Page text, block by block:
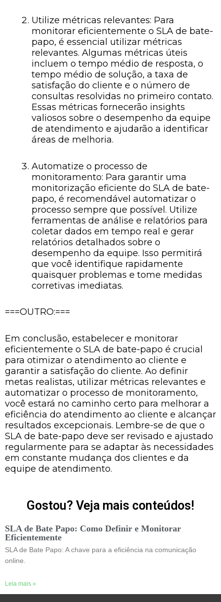
Utilize métricas relevantes: Para
monitorar eficientemente o SLA de bate-
papo, é essencial utilizar métricas
relevantes. Algumas métricas úteis
incluem o tempo médio de resposta, o
tempo médio de solução, a taxa de
satisfação do cliente e o número de
consultas resolvidas no primeiro contato.
Essas métricas fornecerão insights
valiosos sobre o desempenho da equipe
de atendimento e ajudarão a identificar
áreas de melhoria.
Automatize o processo de
monitoramento: Para garantir uma
monitorização eficiente do SLA de bate-
papo, é recomendável automatizar o
processo sempre que possível. Utilize
ferramentas de análise e relatórios para
coletar dados em tempo real e gerar
relatórios detalhados sobre o
desempenho da equipe. Isso permitirá
que você identifique rapidamente
quaisquer problemas e tome medidas
corretivas imediatas.
===OUTRO:===
Em conclusão, estabelecer e monitorar
eficientemente o SLA de bate-papo é crucial
para otimizar o atendimento ao cliente e
garantir a satisfação do cliente. Ao definir
metas realistas, utilizar métricas relevantes e
automatizar o processo de monitoramento,
você estará no caminho certo para melhorar a
eficiência do atendimento ao cliente e alcançar
resultados excepcionais. Lembre-se de que o
SLA de bate-papo deve ser revisado e ajustado
regularmente para se adaptar às necessidades
em constante mudança dos clientes e da
equipe de atendimento.
Gostou? Veja mais conteúdos!
SLA de Bate Papo: Como Definir e Monitorar
Eficientemente
SLA de Bate Papo: A chave para a eficiência na comunicação
online.
Leia mais »